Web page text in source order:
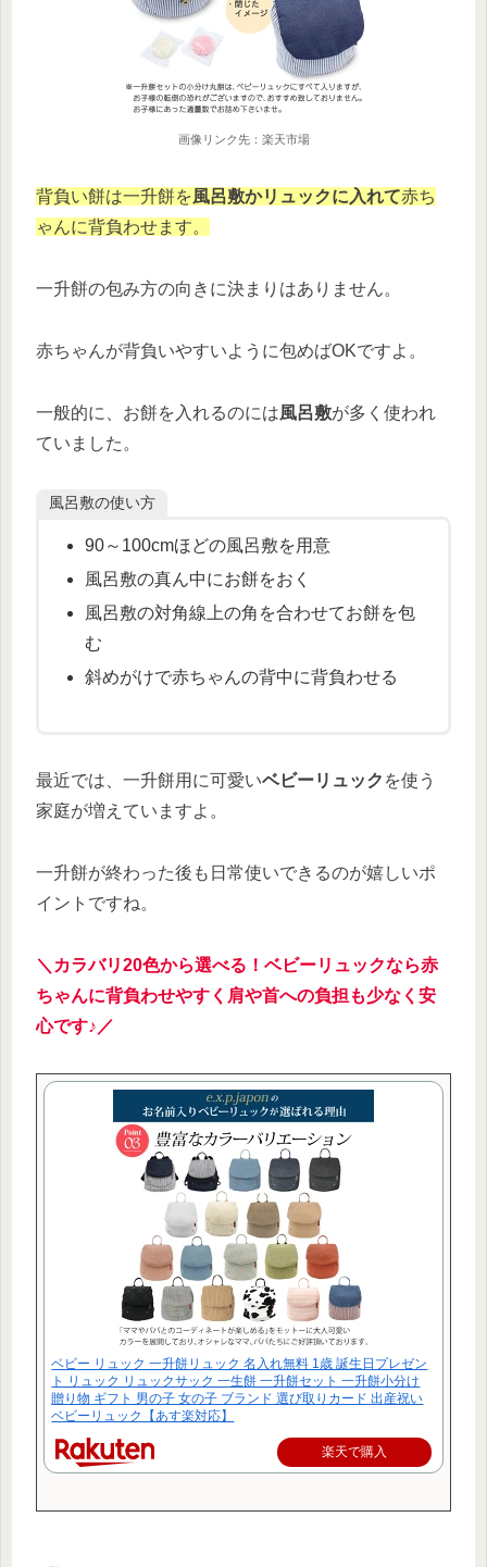
画像リンク先：楽天市場
背負い餅は一升餅を風呂敷かリュックに入れて赤ち
ゃんに背負わせます。
一升餅の包み方の向きに決まりはありません。
赤ちゃんが背負いやすいように包めばOKですよ。
一般的に、お餅を入れるのには風呂敷が多く使われ
ていました。
風呂敷の使い方
90～100cmほどの風呂敷を用意
風呂敷の真ん中にお餅をおく
風呂敷の対角線上の角を合わせてお餅を包
む
斜めがけで赤ちゃんの背中に背負わせる
最近では、一升餅用に可愛いベビーリュック を使う
家庭が増えていますよ。
一升餅が終わった後も日常使いできるのが嬉しいポ
イントですね。
＼カラバリ20色から選べる！ベビーリュックなら赤
ちゃんに背負わせやすく肩や首への負担も少なく安
心です♪／
ベビー リュック 一升餅リュック 名入れ無料 1歳 誕生日プレゼン
ト リュック リュックサック 一生餅 一升餅セット 一升餅小分け
贈り物 ギフト 男の子 女の子 ブランド 選び取りカード 出産祝い
ベビーリュック【あす楽対応】
楽天で購入